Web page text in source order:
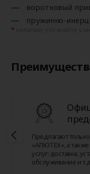
воротковый
пружинно-
Предлагают
«АЛЮТЕХ», а также
услуг: доставка,
обслуживание и